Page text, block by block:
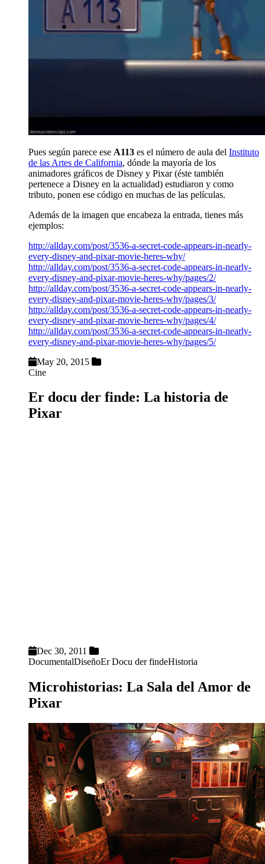
Pues según parece ese A113 es el número de aula del Instituto
de las Artes de California, dónde la mayoría de los
animadores gráficos de Disney y Pixar (éste también
pertenece a Disney en la actualidad) estudiaron y como
tributo, ponen ese código en muchas de las películas.
Además de la imagen que encabeza la entrada, tienes más
ejemplos:
http://allday.com/post/3536-a-secret-code-appears-in-nearly-
every-disney-and-pixar-movie-heres-why/
http://allday.com/post/3536-a-secret-code-appears-in-nearly-
every-disney-and-pixar-movie-heres-why/pages/2/
http://allday.com/post/3536-a-secret-code-appears-in-nearly-
every-disney-and-pixar-movie-heres-why/pages/3/
http://allday.com/post/3536-a-secret-code-appears-in-nearly-
every-disney-and-pixar-movie-heres-why/pages/4/
http://allday.com/post/3536-a-secret-code-appears-in-nearly-
every-disney-and-pixar-movie-heres-why/pages/5/
May 20, 2015
Cine
Er docu der finde: La historia de
Pixar
Dec 30, 2011
DocumentalDiseñoEr Docu der findeHistoria
Microhistorias: La Sala del Amor de
Pixar